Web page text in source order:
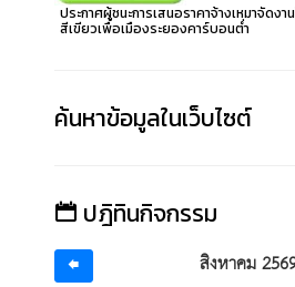
ประกาศผู้ชนะการเสนอราคาจ้างเหมาจัดง
สีเขียวเพื่อเมืองระยองคาร์บอนต่ำ
ค้นหาข้อมูลในเว็บไซต์
ปฎิทินกิจกรรม
สิงหาคม